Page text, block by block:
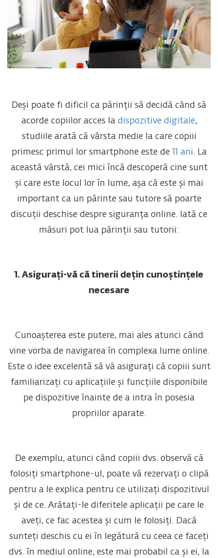
Deși poate fi dificil ca părinții să decidă când să
acorde copiilor acces la dispozitive digitale,
studiile arată că vârsta medie la care copiii
primesc primul lor smartphone este de
11 ani. La
această vârstă, cei mici încă descoperă cine sunt
și care este locul lor în lume, așa că este și mai
important ca un părinte sau tutore să poarte
discuții deschise despre siguranța online. Iată ce
măsuri pot lua părinții sau tutorii:
1. Asigurați-vă că tinerii dețin cunoștințele
necesare
Cunoașterea este putere, mai ales atunci când
vine vorba de navigarea în complexa lume online.
Este o idee excelentă să vă asigurați că copiii sunt
familiarizați cu aplicațiile și funcțiile disponibile
pe dispozitive înainte de a intra în posesia
propriilor aparate.
De exemplu, atunci când copiii dvs. observă că
folosiți smartphone-ul, poate vă rezervați o clipă
pentru a le explica pentru ce utilizați dispozitivul
și de ce. Arătați-le diferitele aplicații pe care le
aveți, ce fac acestea și cum le folosiți. Dacă
sunteți deschis cu ei în legătură cu ceea ce faceți
dvs. în mediul online, este mai probabil ca și ei, la